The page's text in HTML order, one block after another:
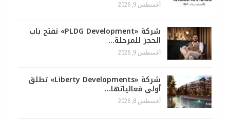
أغسطس 9, 2026
شركة «PLDG Development» تفتح باب
الحجز للمرحلة…
أغسطس 9, 2026
شركة «Liberty Developments» تطلق
أولى فعالياتها…
أغسطس 8, 2026